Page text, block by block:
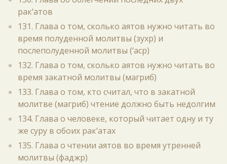
рак‘атов
131. Глава о том, сколько аятов нужно читать во
время полуденной молитвы (зухр) и
послеполуденной молитвы (‘аср)
132. Глава о том, сколько аятов нужно читать во
время закатной молитвы (магриб)
133. Глава о том, кто считал, что в закатной
молитве (магриб) чтение должно быть недолгим
134. Глава о человеке, который читает одну и ту
же суру в обоих рак‘атах
135. Глава о чтении аятов во время утренней
молитвы (фаджр)